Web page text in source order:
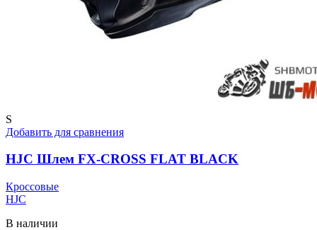
S
Добавить для сравнения
HJC Шлем FX-CROSS FLAT BLACK
Кроссовые
HJC
В наличии